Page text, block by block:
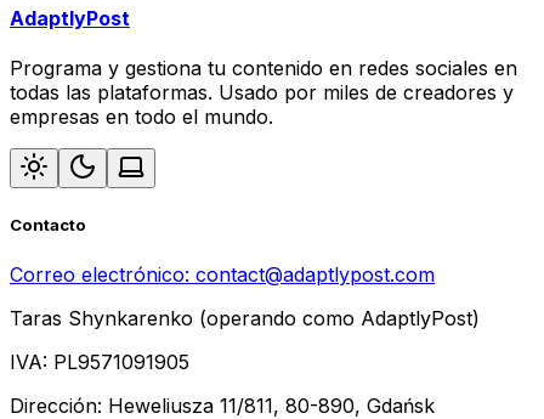
AdaptlyPost
Programa y gestiona tu contenido en redes sociales en
todas las plataformas. Usado por miles de creadores y
empresas en todo el mundo.
Contacto
Correo electrónico: contact@adaptlypost.com
Taras Shynkarenko (operando como AdaptlyPost)
IVA: PL9571091905
Dirección: Heweliusza 11/811, 80-890, Gdańsk